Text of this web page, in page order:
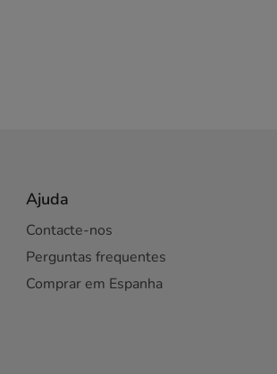
Ajuda
Contacte-nos
Perguntas frequentes
Comprar em Espanha